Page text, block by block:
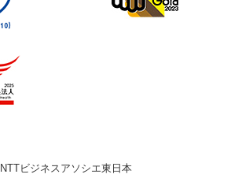
NTTビジネスアソシエ東日本